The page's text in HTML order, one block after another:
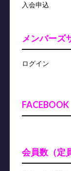
入会申込
メンバーズ
ログイン
FACEBOOK
会員数（定